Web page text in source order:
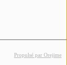
Propulsé par Orejime